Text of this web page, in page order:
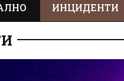
ИНЦИДЕНТИ